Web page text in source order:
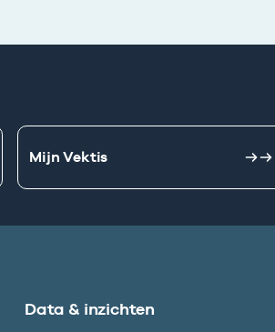
Mijn Vektis
Data & inzichten